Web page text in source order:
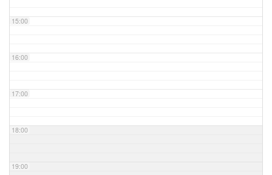
15:00
16:00
17:00
18:00
19:00